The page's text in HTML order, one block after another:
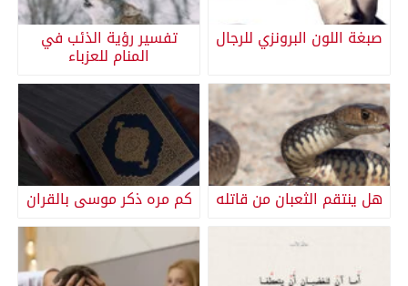
صبغة اللون البرونزي للرجال تفسير رؤية الذئب في
المنام للعزباء
هل ينتقم الثعبان من قاتله كم مره ذكر موسى بالقران